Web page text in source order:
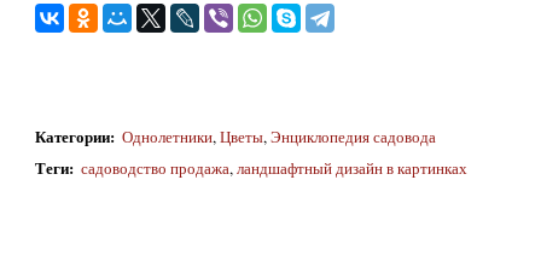
Категории: Однолетники,Цветы,Энциклопедия садовода
Теги: садоводство продажа,ландшафтный дизайн в картинках